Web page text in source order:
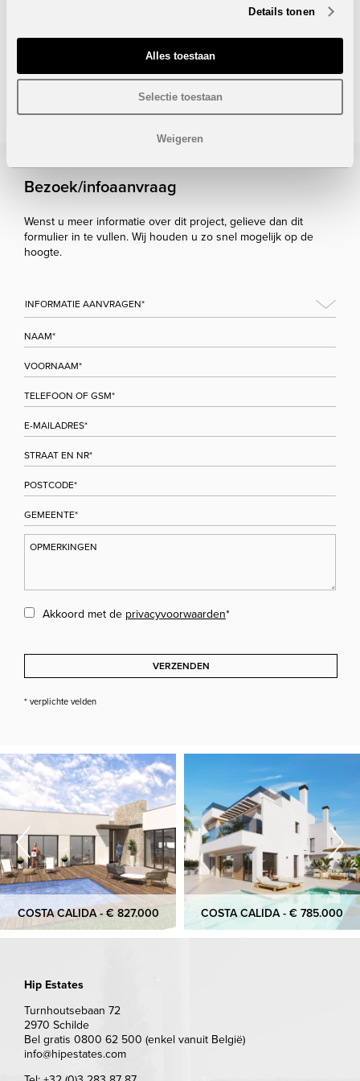
Details tonen
Alles toestaan
Selectie toestaan
Weigeren
Onder voorbehoud van eventuele prijswijzigingen.
STUUR NAAR EEN VRIEND
Bezoek/infoaanvraag
Wenst u meer informatie over dit project, gelieve dan dit
formulier in te vullen. Wij houden u zo snel mogelijk op de
hoogte.
Akkoord met de privacyvoorwaarden*
VERZENDEN
* verplichte velden
COSTA CALIDA - € 827.000 COSTA CALIDA - € 785.000
Hip Estates
Turnhoutsebaan 72
2970 Schilde
Bel gratis 0800 62 500 (enkel vanuit België)
info@hipestates.com